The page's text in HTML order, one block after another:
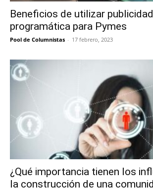
Beneficios de utilizar publicidad
programática para Pymes
Pool de Columnistas - 17 febrero, 2023
¿Qué importancia tienen los
la construcción de una